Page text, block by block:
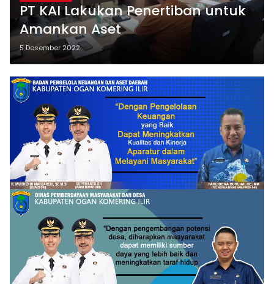
PT KAI Lakukan Penertiban untuk
Amankan Aset
5 Desember 2022